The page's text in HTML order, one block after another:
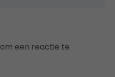
om een reactie te